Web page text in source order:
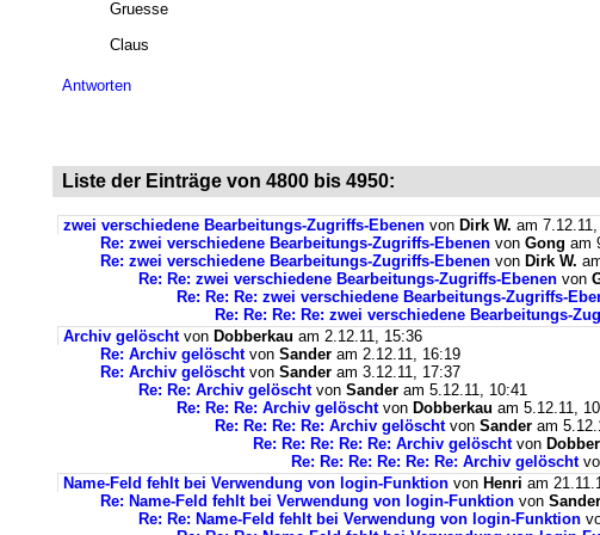
Gruesse
Claus
Antworten
Liste der Einträge von 4800 bis 4950:
zwei verschiedene Bearbeitungs-Zugriffs-Ebenen von Dirk W. am
Re: zwei verschiedene Bearbeitungs-Zugriffs-Ebenen von Gong am
Re: zwei verschiedene Bearbeitungs-Zugriffs-Ebenen von Dirk W.
Re: Re: zwei verschiedene Bearbeitungs-Zugriffs-Ebenen von
Re: Re: Re: zwei verschiedene Bearbeitungs-Zugriffs-
Re: Re: Re: Re: zwei verschiedene Bearbeitungs-
Archiv gelöschtvon Dobberkau am 2.12.11, 15:36
Re: Archiv gelöschtvon Sander am 2.12.11, 16:19
Re: Archiv gelöschtvon Sander am 3.12.11, 17:37
Re: Re: Archiv gelöschtvon Sander am 5.12.11, 10:41
Re: Re: Re: Archiv gelöschtvon Dobberkau am 5.12.11,
Re: Re: Re: Re: Archiv gelöschtvon Sander am
Re: Re: Re: Re: Re: Archiv gelöschtvon
Re: Re: Re: Re: Re: Re: Archiv gelöscht
Name-Feld fehlt bei Verwendung von login-Funktion von Henri am
Re: Name-Feld fehlt bei Verwendung von login-Funktion von Sander
Re: Re: Name-Feld fehlt bei Verwendung von login-Funktion